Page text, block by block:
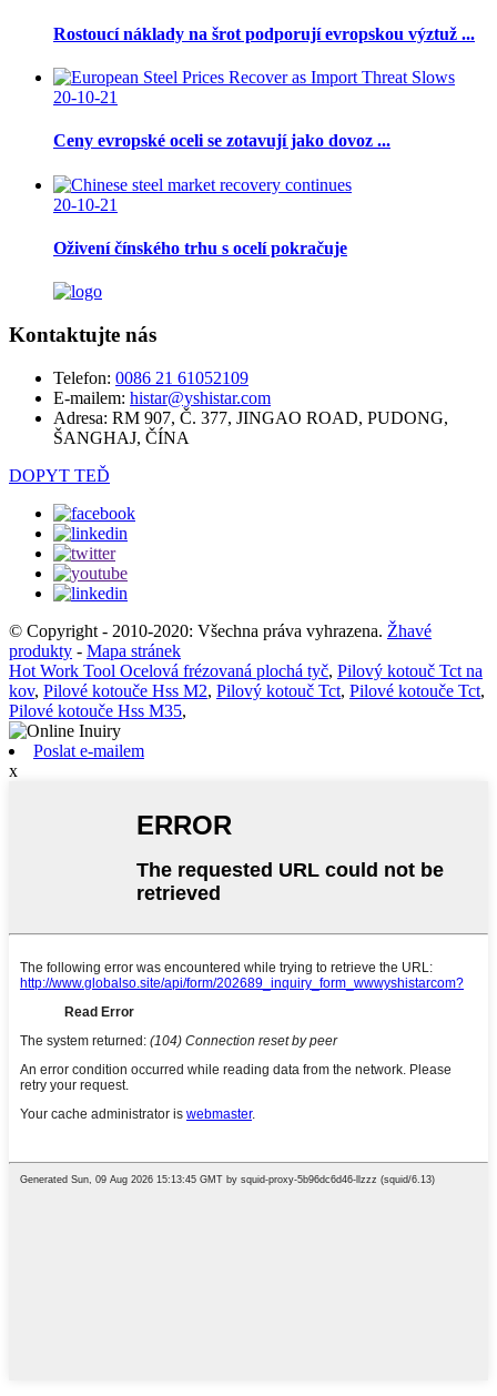
Rostoucí náklady na šrot podporují evropskou výztuž ...
20-10-21
Ceny evropské oceli se zotavují jako dovoz ...
20-10-21
Oživení čínského trhu s ocelí pokračuje
Kontaktujte nás
Telefon: 0086 21 61052109
E-mailem: histar@yshistar.com
Adresa: RM 907, Č. 377, JINGAO ROAD, PUDONG,
ŠANGHAJ, ČÍNA
DOPYT TEĎ
© Copyright - 2010-2020: Všechna práva vyhrazena. Žhavé
produkty - Mapa stránek
Hot Work Tool Ocelová frézovaná plochá tyč, Pilový kotouč Tct na
kov, Pilové kotouče Hss M2, Pilový kotouč Tct, Pilové kotouče Tct,
Pilové kotouče Hss M35,
Poslat e-mailem
x